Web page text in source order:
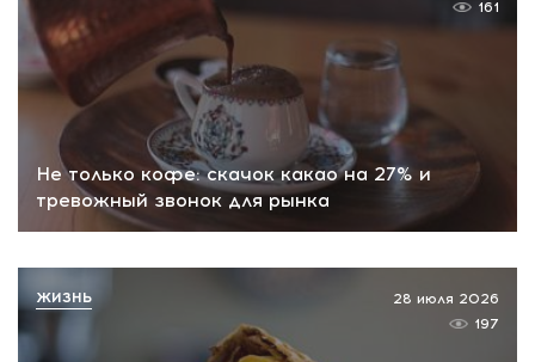
Не только кофе: скачок какао на 27% и
тревожный звонок для рынка
161
28 июля 2026
197
ЖИЗНЬ